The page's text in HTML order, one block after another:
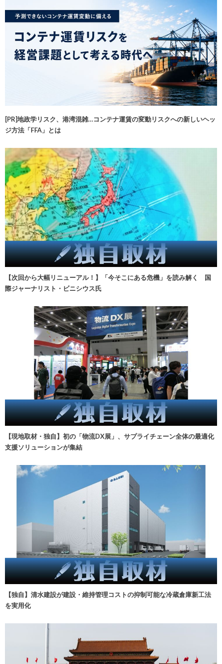
[PR]地政学リスク、港湾混雑…コンテナ運賃の変動リスクへの新しいヘッ
ジ方法「FFA」とは
【次回から大幅リニューアル！】「今そこにある危機」を読み解く 国
際ジャーナリスト・ビニシウス氏
【現地取材・独自】初の「物流DX展」、サプライチェーン全体の最適化
支援ソリューションが集結
【独自】清水建設が建設・維持管理コストの抑制可能な冷蔵倉庫新工法
を実用化